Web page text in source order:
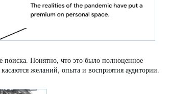
поиска. Понятно, что это было полноценное
желаний, опыта и восприятия аудитории.